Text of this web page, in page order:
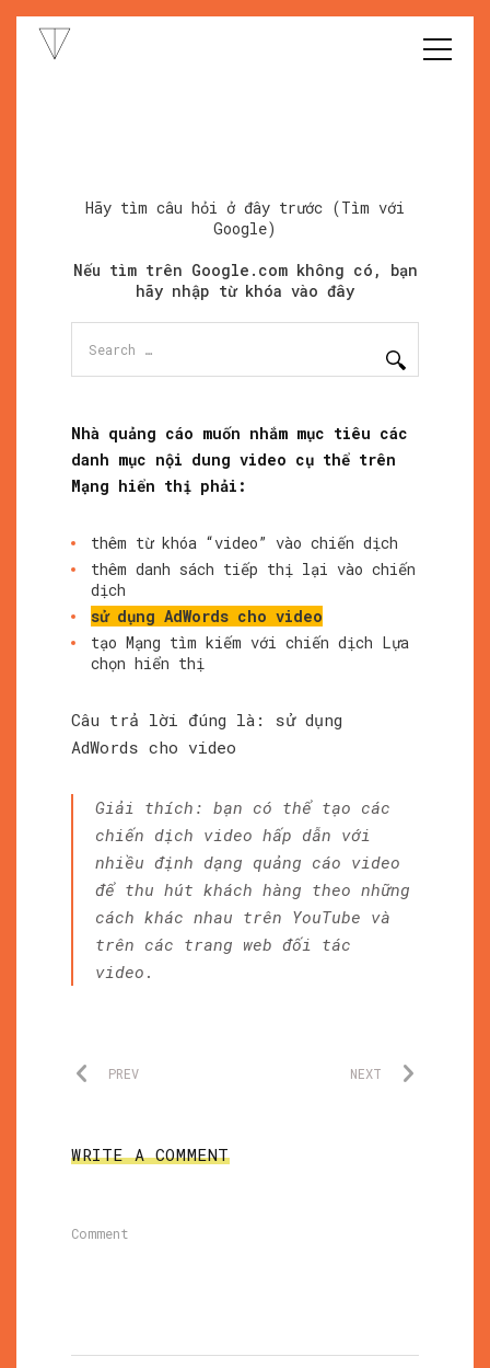
Hãy tìm câu hỏi ở đây trước (Tìm với
Google)
Nếu tìm trên Google.com không có, bạn
hãy nhập từ khóa vào đây
Nhà quảng cáo muốn nhắm mục tiêu các
danh mục nội dung video cụ thể trên
Mạng hiển thị phải:
thêm từ khóa “video” vào chiến dịch
thêm danh sách tiếp thị lại vào chiến
dịch
sử dụng AdWords cho video
tạo Mạng tìm kiếm với chiến dịch Lựa
chọn hiển thị
Câu trả lời đúng là: sử dụng
AdWords cho video
Giải thích: bạn có thể tạo các
chiến dịch video hấp dẫn với
nhiều định dạng quảng cáo video
để thu hút khách hàng theo những
cách khác nhau trên YouTube và
trên các trang web đối tác
video.
PREV NEXT
WRITE A COMMENT